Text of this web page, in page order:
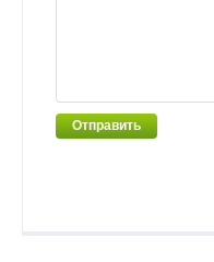
Отправить